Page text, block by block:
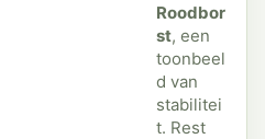
Roodbor
st, een
toonbeel
d van
stabilitei
t. Rest